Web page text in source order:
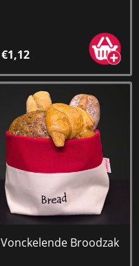
€1,12
Vonckelende Broodzak